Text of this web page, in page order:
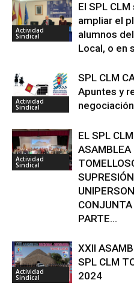
Actividad
Sindical
El SPL
ampliar el
alumnos
Local, o en
Actividad
Sindical
SPL CLM
Apuntes y
negociación
Actividad
Sindical
EL SPL
ASAMBLEA
CONJUNTA
PARTE...
Actividad
Sindical
XXII
SPL CLM
2024